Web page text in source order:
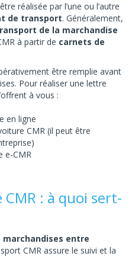
réalisée par l’une ou l’autre
de transport. Généralement,
de la marchandise
à partir de carnets de
être remplie avant
Pour réaliser une lettre
à vous :
en ligne
CMR (il peut être
e-CMR
: à quoi sert-
marchandises entre
CMR assure le suivi et la